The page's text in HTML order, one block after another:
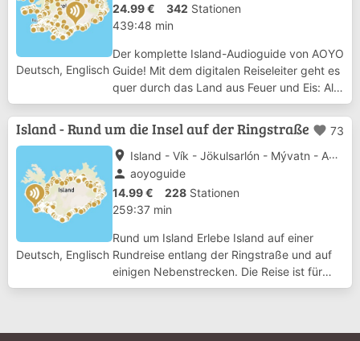
Deutsch, Englisch
24.99 €
342 Stationen
439:48 min
Der komplette Island-Audioguide von AOYO
Guide! Mit dem digitalen Reiseleiter geht es
quer durch das Land aus Feuer und Eis: Alle
Landesteile sind in diesem Guide mit dabei!
Die Ringstraße: Die klassische Art, Island zu
bereisen - mit den Highligh...
Island - Rund um die Insel auf der Ringstraße favorite 73
Deutsch, Englisch
place Island - Vík - Jökulsarlón - Mývatn - Akureyri - Gullfoss - Geysir
person aoyoguide
14.99 €
228 Stationen
259:37 min
Rund um Island Erlebe Island auf einer
Rundreise entlang der Ringstraße und auf
einigen Nebenstrecken. Die Reise ist für
eine Dauer von etwa 6 bis 10 Tagen